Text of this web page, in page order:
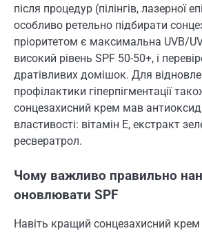
після процедур (пілінгів, лазерної
особливо ретельно підбирати
пріоритетом є максимальна UVB/
високий рівень SPF 50-50+, і
дратівливих домішок. Для
профілактики гіперпігментації
сонцезахисний крем мав
властивості: вітамін Е, екстракт
ресвератрол.
Чому важливо правильно
оновлювати SPF
Навіть кращий сонцезахисний